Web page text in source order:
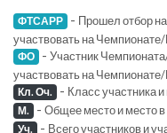
ФТСАРР - Прошел отбор
участвовать на
ФО - Участник
участвовать на
Кл. Оч. - Класс участника
М. - Общее место и место в
Уч. - Всего участников и